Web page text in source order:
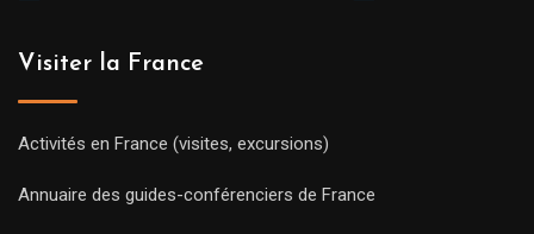
Visiter la France
Activités en France (visites, excursions)
Annuaire des guides-conférenciers de France